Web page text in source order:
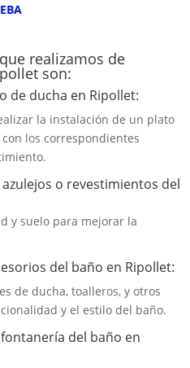
realizamos de
son:
de ducha en Ripollet:
la instalación de un plato
los correspondientes
o revestimientos del
y suelo para mejorar la
del baño en Ripollet:
de ducha, toalleros, y otros
y el estilo del baño.
del baño en